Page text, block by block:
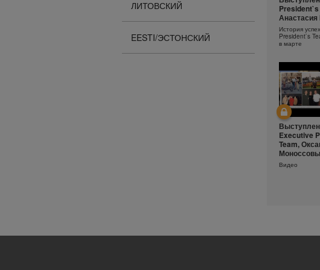
ЛИТОВСКИЙ
EESTI/ЭСТОНСКИЙ
Защита от
Важность
Защищающий
Herbalife SKIN
President`s
История
President`s
в марте
Executive
Team,
Видео